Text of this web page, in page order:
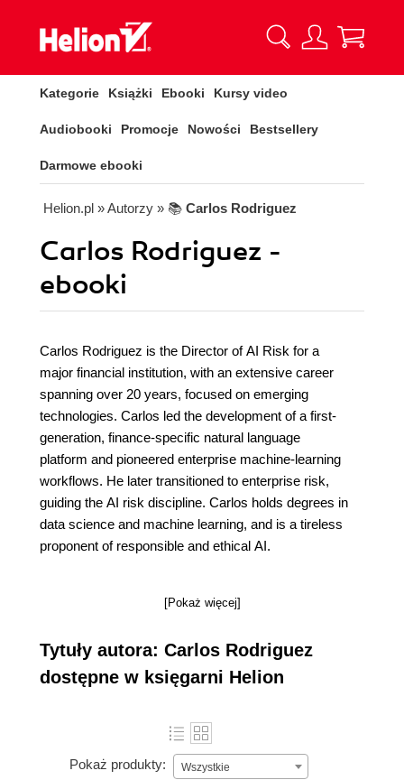
Kategorie Książki Ebooki Kursy video
Audiobooki Promocje Nowości Bestsellery
Darmowe ebooki
Helion.pl » Autorzy » 📚 Carlos Rodriguez
Carlos Rodriguez -
ebooki
Carlos Rodriguez is the Director of AI Risk for a
major financial institution, with an extensive career
spanning over 20 years, focused on emerging
technologies. Carlos led the development of a first-
generation, finance-specific natural language
platform and pioneered enterprise machine-learning
workflows. He later transitioned to enterprise risk,
guiding the AI risk discipline. Carlos holds degrees in
data science and machine learning, and is a tireless
proponent of responsible and ethical AI.
[Pokaż więcej]
Tytuły autora: Carlos Rodriguez
dostępne w księgarni Helion
Pokaż produkty: Wszystkie